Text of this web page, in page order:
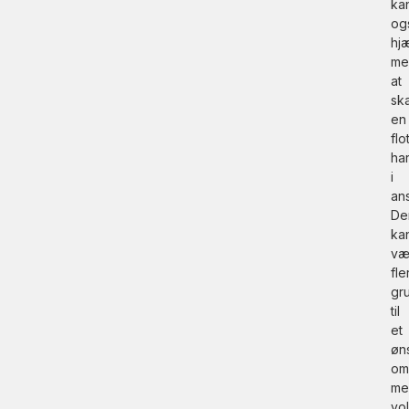
at
en
flot
i
til
et
om